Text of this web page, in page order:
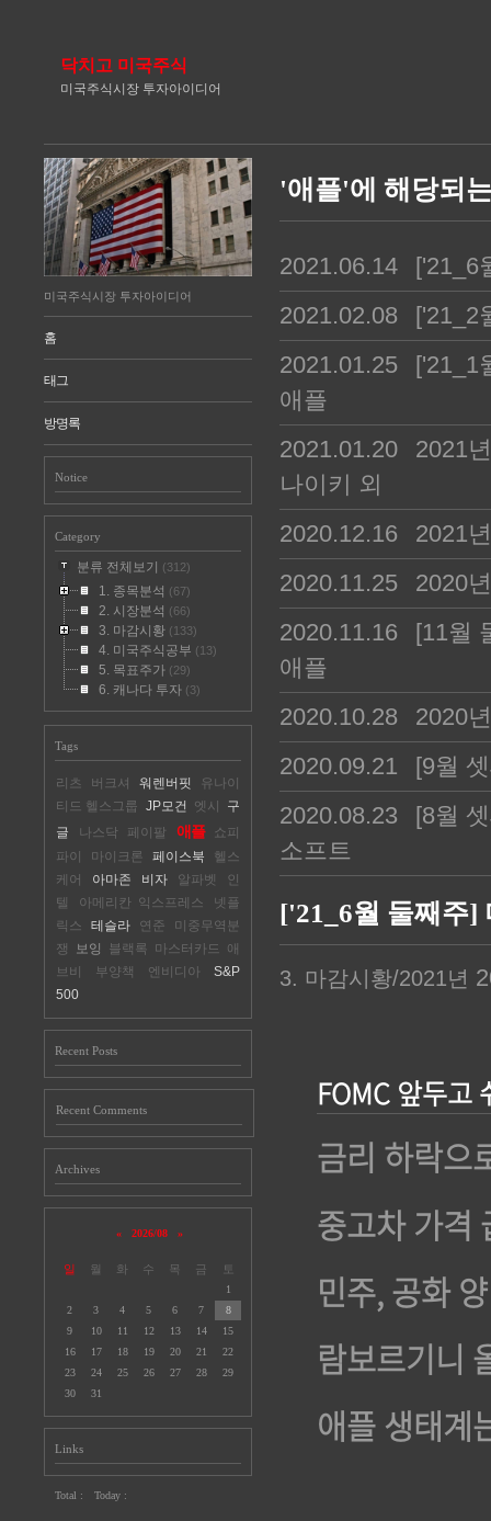
닥치고 미국주식
미국주식시장 투자아이디어
미국주식시장 투자아이디어
홈
태그
방명록
Notice
Category
분류 전체보기 (312)
1. 종목분석 (67)
2. 시장분석 (66)
3. 마감시황 (133)
4. 미국주식공부 (13)
5. 목표주가 (29)
6. 캐나다 투자 (3)
Tags
리츠 버크셔 워렌버핏
유나이
티드 헬스그룹 JP모건 엣시
구
글
나스닥 페이팔 애플
쇼피
파이
마이크론 페이스북
헬스
케어
아마존 비자 알파벳
인
텔
아메리칸 익스프레스
넷플
릭스
테슬라 연준
미중무역분
쟁
보잉 블랙록 마스터카드
애
브비
부양책 엔비디아
S&P
500
Recent Posts
Recent Comments
Archives
« 2026/08 »
일 월 화 수 목 금 토
1
2
3 4 5 6 7
8
9
10 11 12 13 14
15
16
17 18 19 20 21
22
23
24 25 26 27 28
29
30
31
Links
Total : Today :
'애플'에 해당되
2021.06.14
['21_6
2021.02.08
['21_2
2021.01.25
['21_1
애플
2021.01.20
2021
나이키 외
2020.12.16
2021
2020.11.25
2020
2020.11.16
[11월
애플
2020.10.28
2020
2020.09.21
[9월
2020.08.23
[8월
소프트
['21_6월 둘째주]
3. 마감시황/2021년
FOMC 앞두
금리 하락
중고차 가격
민주, 공화
람보르기니
애플 생태계